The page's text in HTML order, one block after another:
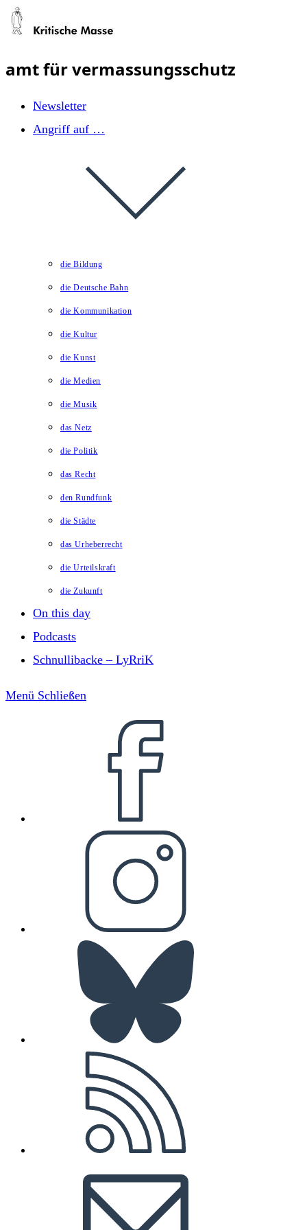
Zum
springen
amt für vermassungsschutz
Newsletter
Angriff auf …
die Bildung
die Deutsche Bahn
die Kommunikation
die Kultur
die Kunst
die Medien
die Musik
das Netz
die Politik
das Recht
den Rundfunk
die Städte
das Urheberrecht
die Urteilskraft
die Zukunft
On this day
Podcasts
Schnullibacke – LyRriK
Menü Schließen